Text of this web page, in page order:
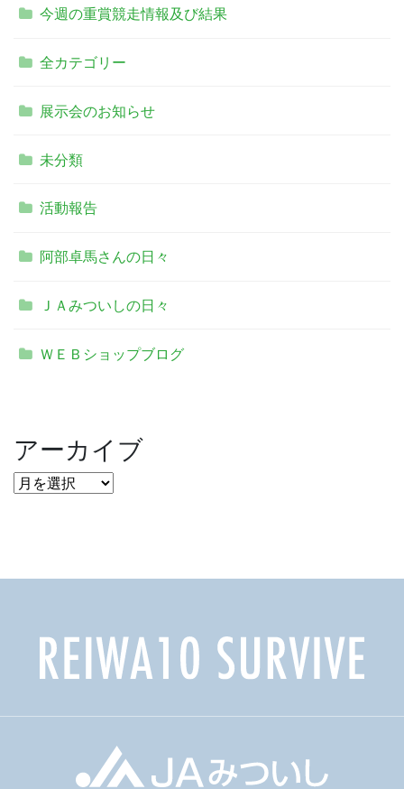
今週の重賞競走情報及び結果
全カテゴリー
展示会のお知らせ
未分類
活動報告
阿部卓馬さんの日々
ＪＡみついしの日々
ＷＥＢショップブログ
アーカイブ
ア